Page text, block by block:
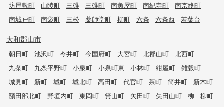
坊屋敷町
山陵町 三碓 三碓町 南魚屋町 南紀寺町
南京終町
南城戸町
南袋町 三松 薬師堂町 柳町 六条 六条西 若葉台
大和郡山市
朝日町 池沢町 今井町 今国府町 大宮町 北郡山町
北西町
九条町
九条平野町 小泉町 小泉町東 小林町 紺屋町
雑穀町
城見町
新町 城町 城北町 高田町 代官町 茶町 筒井町
新木町
額田部北町
野垣内町 東岡町 箕山町 矢田町 矢田山町 柳
柳町